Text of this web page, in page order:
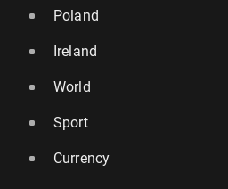
Poland
Ireland
World
Sport
Currency